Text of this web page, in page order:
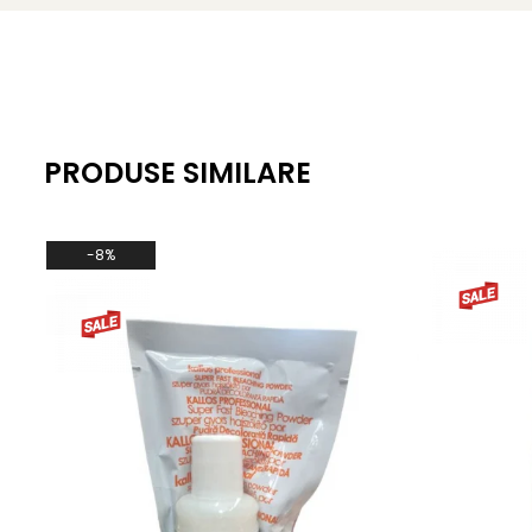
PRODUSE SIMILARE
-8%